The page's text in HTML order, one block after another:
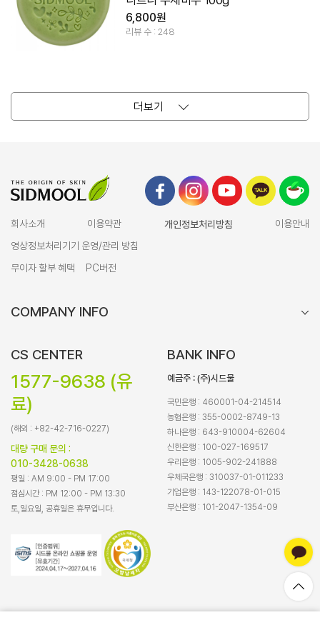
6,800원
리뷰 수 : 248
더보기
회사소개 이용약관 개인정보처리방침
이용안내
영상정보처리기기 운영/관리 방침
무이자 할부 혜택
PC버전
COMPANY INFO
CS CENTER
1577-9638 (유
료)
(해외 : +82-42-716-0227)
대량 구매 문의 :
010-3428-0638
평일 : AM 9:00 - PM 17:00
점심시간 : PM 12:00 - PM 13:30
토,일요일, 공휴일은 휴무입니다.
BANK INFO
예금주 : (주)시드물
국민은행 : 460001-04-214514
농협은행 : 355-0002-8749-13
하나은행 : 643-910004-62604
신한은행 : 100-027-169517
우리은행 : 1005-902-241888
우체국은행 : 310037-01-011233
기업은행 : 143-122078-01-015
부산은행 : 101-2047-1354-09